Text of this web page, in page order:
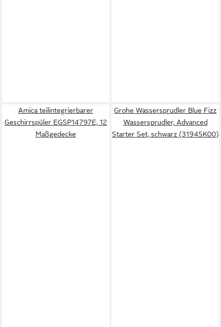
Amica teilintegrierbarer
Geschirrspüler EGSP14797E, 12
Maßgedecke
Grohe Wassersprudler Blue Fizz
Wassersprudler, Advanced
Starter Set, schwarz (31945K00)